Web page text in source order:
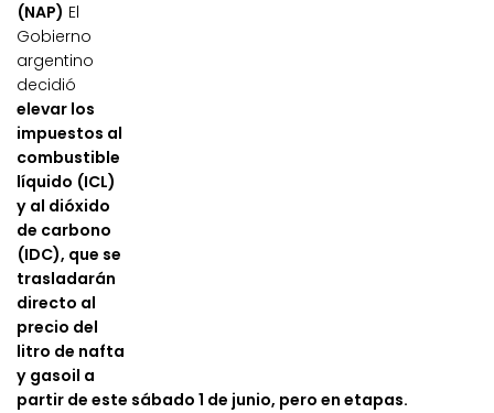
(NAP) El
Gobierno
argentino
decidió
elevar los
impuestos al
combustible
líquido (ICL)
y al dióxido
de carbono
(IDC), que se
trasladarán
directo al
precio del
litro de nafta
y gasoil a
partir de este sábado 1 de junio, pero en etapas.